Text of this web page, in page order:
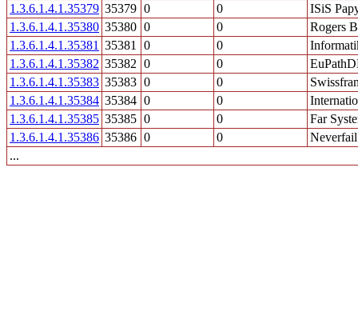
1.3.6.1.4.1.35379 35379 0 0
ISiS
1.3.6.1.4.1.35380 35380 0 0
Rogers
1.3.6.1.4.1.35381 35381 0 0
1.3.6.1.4.1.35382 35382 0 0
1.3.6.1.4.1.35383 35383 0 0
1.3.6.1.4.1.35384 35384 0 0
1.3.6.1.4.1.35385 35385 0 0
Far
1.3.6.1.4.1.35386 35386 0 0
...